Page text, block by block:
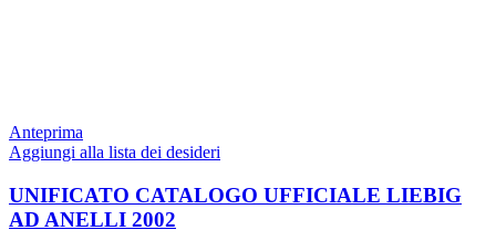
Anteprima
Aggiungi alla lista dei desideri
UNIFICATO CATALOGO UFFICIALE LIEBIG
AD ANELLI 2002